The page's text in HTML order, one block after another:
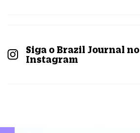
Siga o Brazil Journal no
Instagram